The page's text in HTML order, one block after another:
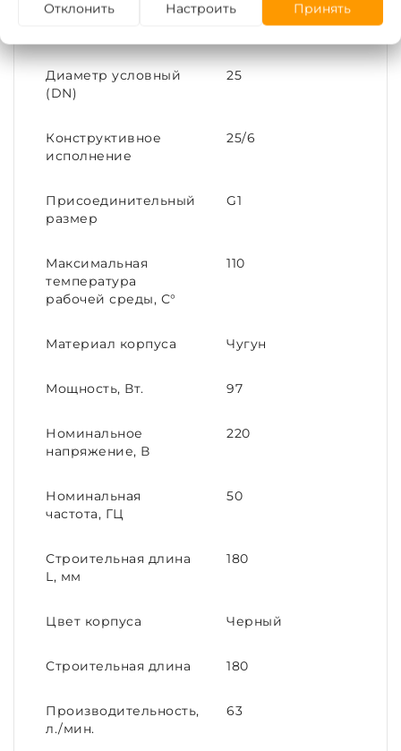
Тип соединения
Резьба | Накидная
гайка
Диаметр условный
(DN)
25
Конструктивное
исполнение
25/6
Присоединительный
размер
G1
Максимальная
температура
рабочей среды, С°
110
Материал корпуса Чугун
Мощность, Вт. 97
Номинальное
напряжение, В
220
Номинальная
частота, ГЦ
50
Строительная длина
L, мм
180
Цвет корпуса Черный
Строительная длина 180
Производительность,
л./мин.
63
Отклонить Настроить Принять